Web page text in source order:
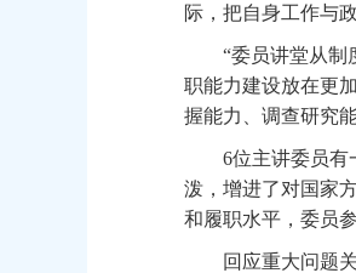
际，把自身工作与
“委员讲堂从制度
职能力建设放在更
握能力、调查研究
6位主讲委员有一
泼，增进了对国家
和履职水平，委员
回应重大问题关